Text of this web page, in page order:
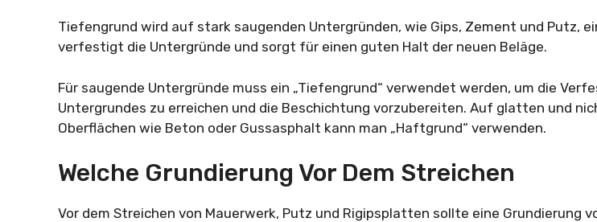
Tiefengrund wird auf stark saugenden Untergründen, wie Gips, Zement und Putz,
verfestigt die Untergründe und sorgt für einen guten Halt der neuen Beläge.
Für saugende Untergründe muss ein „Tiefengrund“ verwendet werden, um die
Untergrundes zu erreichen und die Beschichtung vorzubereiten. Auf glatten und
Oberflächen wie Beton oder Gussasphalt kann man „Haftgrund“ verwenden.
Welche Grundierung Vor Dem Streichen
Vor dem Streichen von Mauerwerk, Putz und Rigipsplatten sollte eine Grundierung